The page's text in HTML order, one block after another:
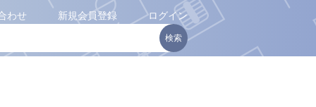
わせ 新規会員登録 ログイン